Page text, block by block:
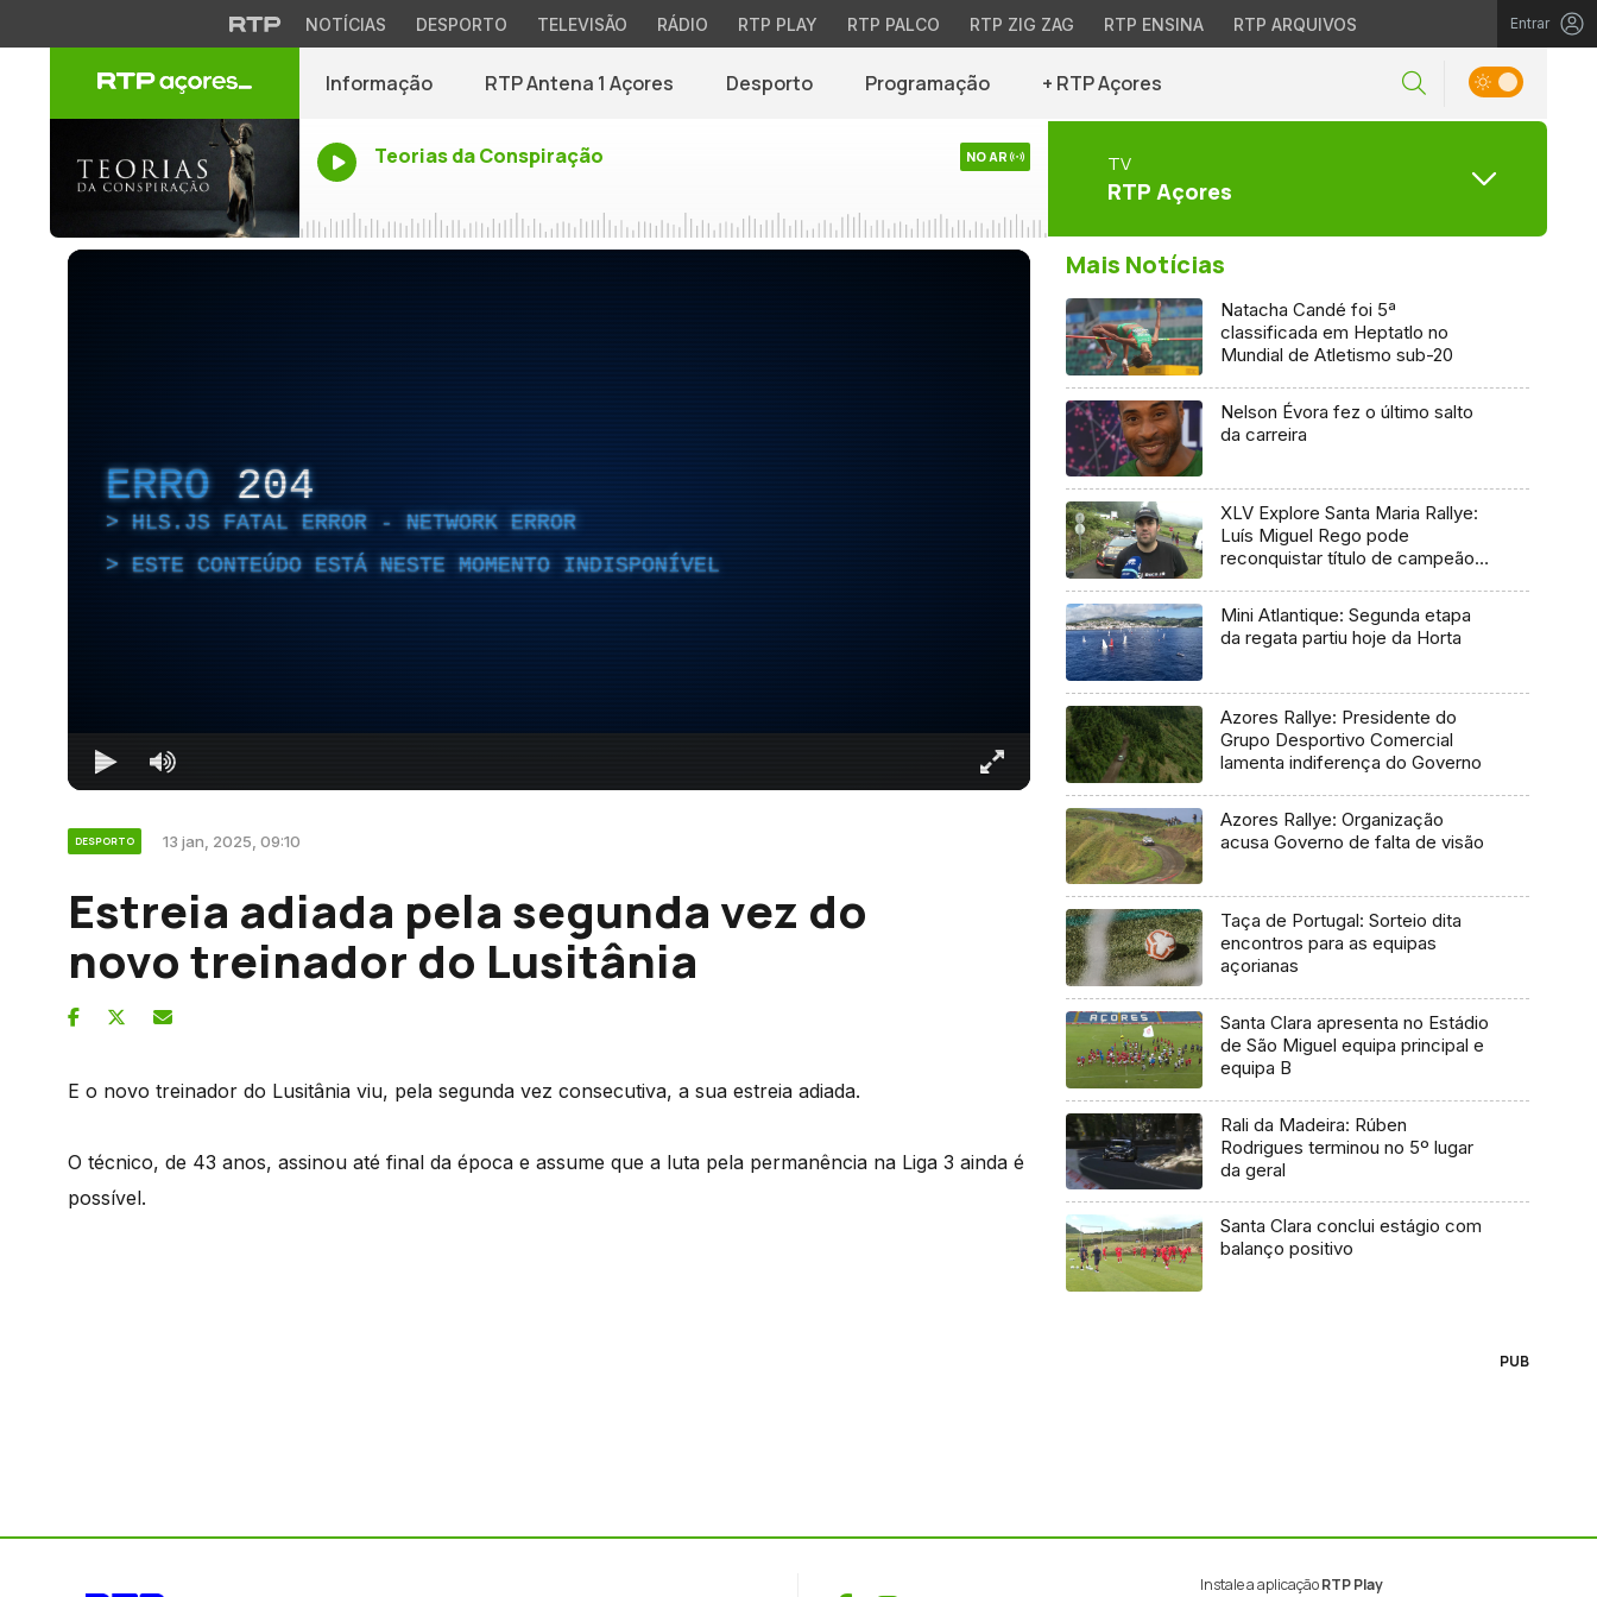
NOTÍCIAS DESPORTO TELEVISÃO RÁDIO RTP PLAY RTP PALCO RTP ZIG ZAG RTP ENSINA RTP ARQUIVOS Entrar
Informação RTP Antena 1 Açores Desporto Programação + RTP Açores
Teorias da Conspiração NO AR TV
RTP Açores
ERRO 204
HLS.JS FATAL ERROR - NETWORK ERROR
ESTE CONTEÚDO ESTÁ NESTE MOMENTO INDISPONÍVEL
DESPORTO 13 jan, 2025, 09:10
Estreia adiada pela segunda vez do
novo treinador do Lusitânia
E o novo treinador do Lusitânia viu, pela segunda vez consecutiva, a sua estreia adiada.
O técnico, de 43 anos, assinou até final da época e assume que a luta pela permanência na Liga 3 ainda é
possível.
Mais Notícias
Natacha Candé foi 5ª
classificada em Heptatlo no
Mundial de Atletismo sub-20
Nelson Évora fez o último salto
da carreira
XLV Explore Santa Maria Rallye:
Luís Miguel Rego pode
reconquistar título de campeão
Mini Atlantique: Segunda etapa
da regata partiu hoje da Horta
Azores Rallye: Presidente do
Grupo Desportivo Comercial
lamenta indiferença do Governo
Azores Rallye: Organização
acusa Governo de falta de visão
Taça de Portugal: Sorteio dita
encontros para as equipas
açorianas
Santa Clara apresenta no Estádio
de São Miguel equipa principal e
equipa B
Rali da Madeira: Rúben
Rodrigues terminou no 5º lugar
da geral
Santa Clara conclui estágio com
balanço positivo
PUB
Instale a aplicaçãoRTP Play